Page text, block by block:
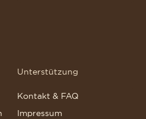
Unterstützung
Kontakt & FAQ
Impressum